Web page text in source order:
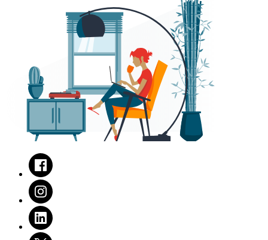
Facebook
Instagram
LinkedIn
Twitter